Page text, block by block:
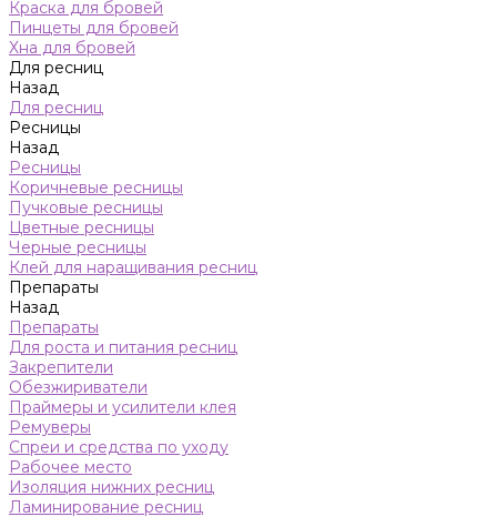
Краска для бровей
Пинцеты для бровей
Хна для бровей
Для ресниц
Назад
Для ресниц
Ресницы
Назад
Ресницы
Коричневые ресницы
Пучковые ресницы
Цветные ресницы
Черные ресницы
Клей для наращивания ресниц
Препараты
Назад
Препараты
Для роста и питания ресниц
Закрепители
Обезжириватели
Праймеры и усилители клея
Ремуверы
Спреи и средства по уходу
Рабочее место
Изоляция нижних ресниц
Ламинирование ресниц